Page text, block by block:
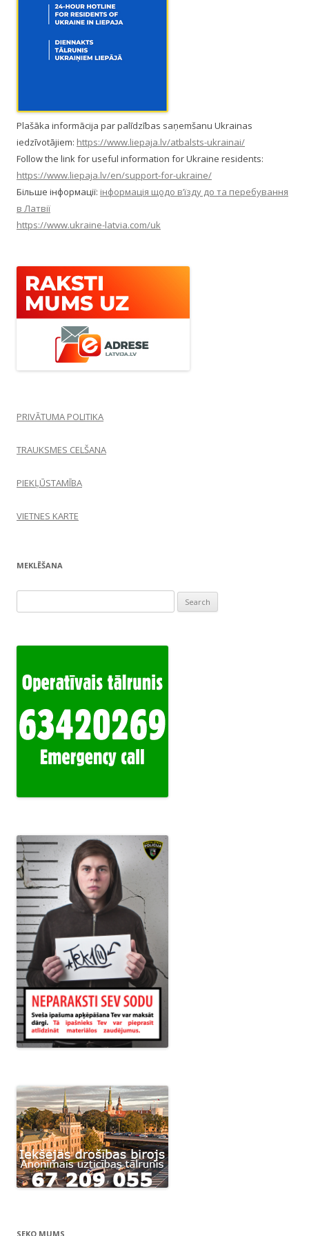
Plašāka informācija par palīdzības saņemšanu Ukrainas
iedzīvotājiem: https://www.liepaja.lv/atbalsts-ukrainai/
Follow the link for useful information for Ukraine residents:
https://www.liepaja.lv/en/support-for-ukraine/
Більше інформації: інформація щодо в’їзду до та перебування
в Латвії
https://www.ukraine-latvia.com/uk
PRIVĀTUMA POLITIKA
TRAUKSMES CELŠANA
PIEKĻŪSTAMĪBA
VIETNES KARTE
MEKLĒŠANA
for:
SEKO MUMS